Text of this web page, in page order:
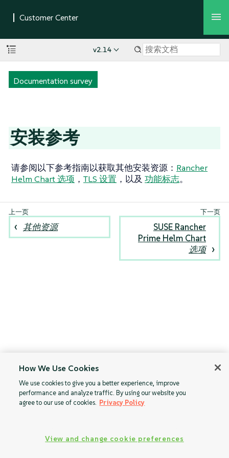
v2.14
Documentation survey
安装参考
请参阅以下参考指南以获取其他安装资源： Rancher
Helm Chart 选项 ， TLS 设置 ，以及 功能标志。
其他资源
SUSE Rancher
Prime Helm Chart
选项
How We Use Cookies
We use cookies to give you a better experience, improve
performance and analyze traffic. By using our website you
agree to our use of cookies. Privacy Policy
View and change cookie preferences